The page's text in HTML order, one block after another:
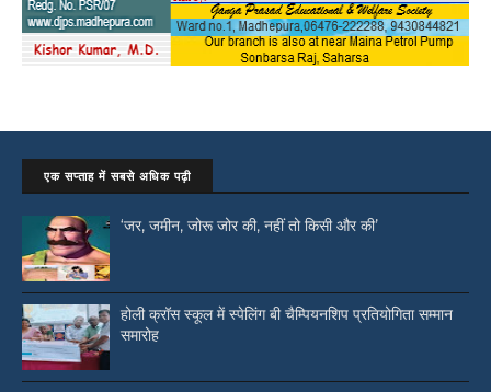
एक सप्ताह में सबसे अधिक पढ़ी
‘जर, जमीन, जोरू जोर की, नहीं तो किसी और की’
होली क्रॉस स्कूल में स्पेलिंग बी चैम्पियनशिप प्रतियोगिता सम्मान
समारोह